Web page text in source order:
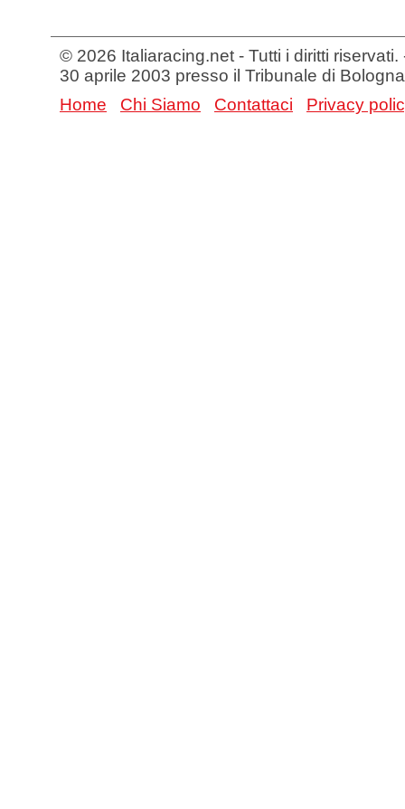
© 2026 Italiaracing.net - Tutti i diritti
30 aprile 2003 presso il Tribunale di Bologna
Home
Chi Siamo Contattaci Privacy